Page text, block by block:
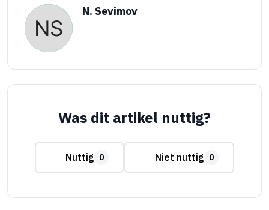
N. Sevimov
Was dit artikel nuttig?
Nuttig 0 Niet nuttig 0